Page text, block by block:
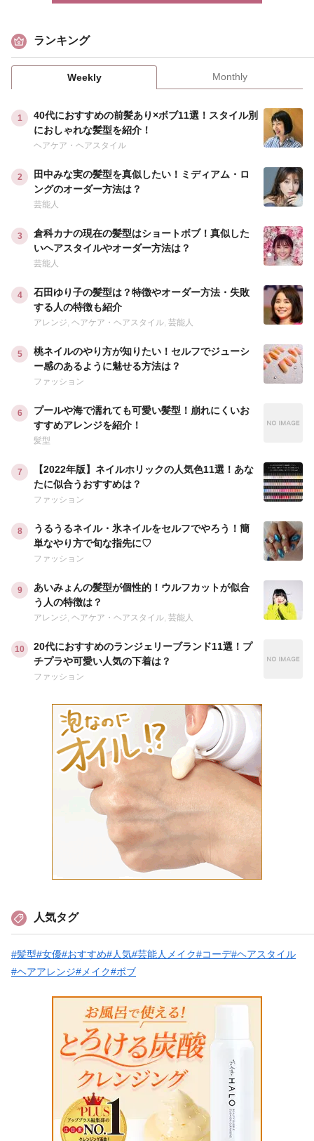
ランキング
Weekly Monthly
40代におすすめの前髪あり×ボブ11選！スタイル別
におしゃれな髪型を紹介！
ヘアケア・ヘアスタイル
田中みな実の髪型を真似したい！ミディアム・ロ
ングのオーダー方法は？
芸能人
倉科カナの現在の髪型はショートボブ！真似した
いヘアスタイルやオーダー方法は？
芸能人
石田ゆり子の髪型は？特徴やオーダー方法・失敗
する人の特徴も紹介
アレンジ, ヘアケア・ヘアスタイル, 芸能人
桃ネイルのやり方が知りたい！セルフでジューシ
ー感のあるように魅せる方法は？
ファッション
プールや海で濡れても可愛い髪型！崩れにくいお
すすめアレンジを紹介！
髪型
【2022年版】ネイルホリックの人気色11選！あな
たに似合うおすすめは？
ファッション
うるうるネイル・氷ネイルをセルフでやろう！簡
単なやり方で旬な指先に♡
ファッション
あいみょんの髪型が個性的！ウルフカットが似合
う人の特徴は？
アレンジ, ヘアケア・ヘアスタイル, 芸能人
20代におすすめのランジェリーブランド11選！プ
チプラや可愛い人気の下着は？
ファッション
人気タグ
#髪型#女優#おすすめ#人気#芸能人メイク#コーデ#ヘアスタイル
#ヘアアレンジ#メイク#ボブ